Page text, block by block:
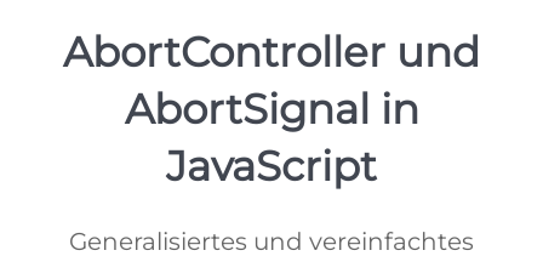
AbortController und
AbortSignal in
JavaScript
Generalisiertes und vereinfachtes